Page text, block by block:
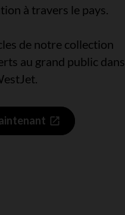
à travers le pays.
de notre collection
au grand public dans